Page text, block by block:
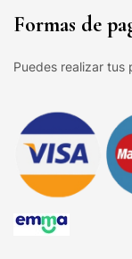
Formas de
Puedes realizar tus